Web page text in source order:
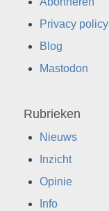
Privacy policy
Blog
Mastodon
Rubrieken
Nieuws
Inzicht
Opinie
Info